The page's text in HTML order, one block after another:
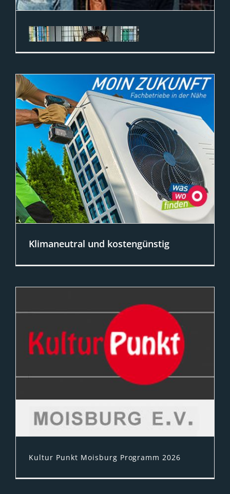
Im Landkreis Harburg rückt derzeit das
Thema „Landkreis Harburg Tipps für
Jugendliche rund um die Berufsberatung“
in den Fokus. Für viele Menschen in der
Region ist das relevant, weil sich daraus
spürbare Folgen für Alltag, Versorgung,
Mobilität oder Sicherheit ergeben können.
Klimaneutral und kostengünstig
Jetzt CO2 reduzieren – in unserem
schnell Fachfirmen für das „Klimagerechte
Sachverständige, Energieberater,
Haustechnik-Firmen, Architekten,
Baugutachter, Baufirmen, Versicherungen
und Handwerker aus der Region im Süden
von Hamburg.
Immobilienmakler aus der Nordheide
helfen Ihr Baugrundstück im Süden […]
Kultur Punkt Moisburg Programm 2026
Ein wahres Feuerwerk an Kultur leistet der